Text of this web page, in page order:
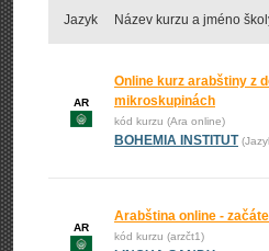
Jazyk Název kurzu a jméno
AR
Online kurz arabštiny z
mikroskupinách
kód kurzu (Ara online)
BOHEMIA INSTITUT
AR
Arabština online -
kód kurzu (arzčt1)